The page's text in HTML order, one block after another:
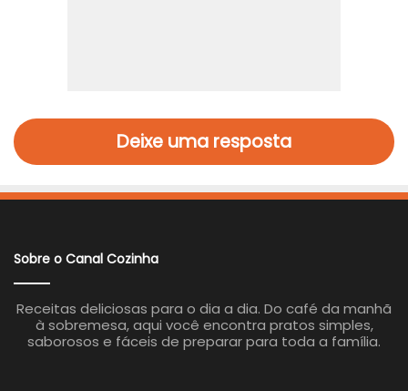
Deixe uma resposta
Sobre o Canal Cozinha
Receitas deliciosas para o dia a dia. Do café da manhã
à sobremesa, aqui você encontra pratos simples,
saborosos e fáceis de preparar para toda a família.